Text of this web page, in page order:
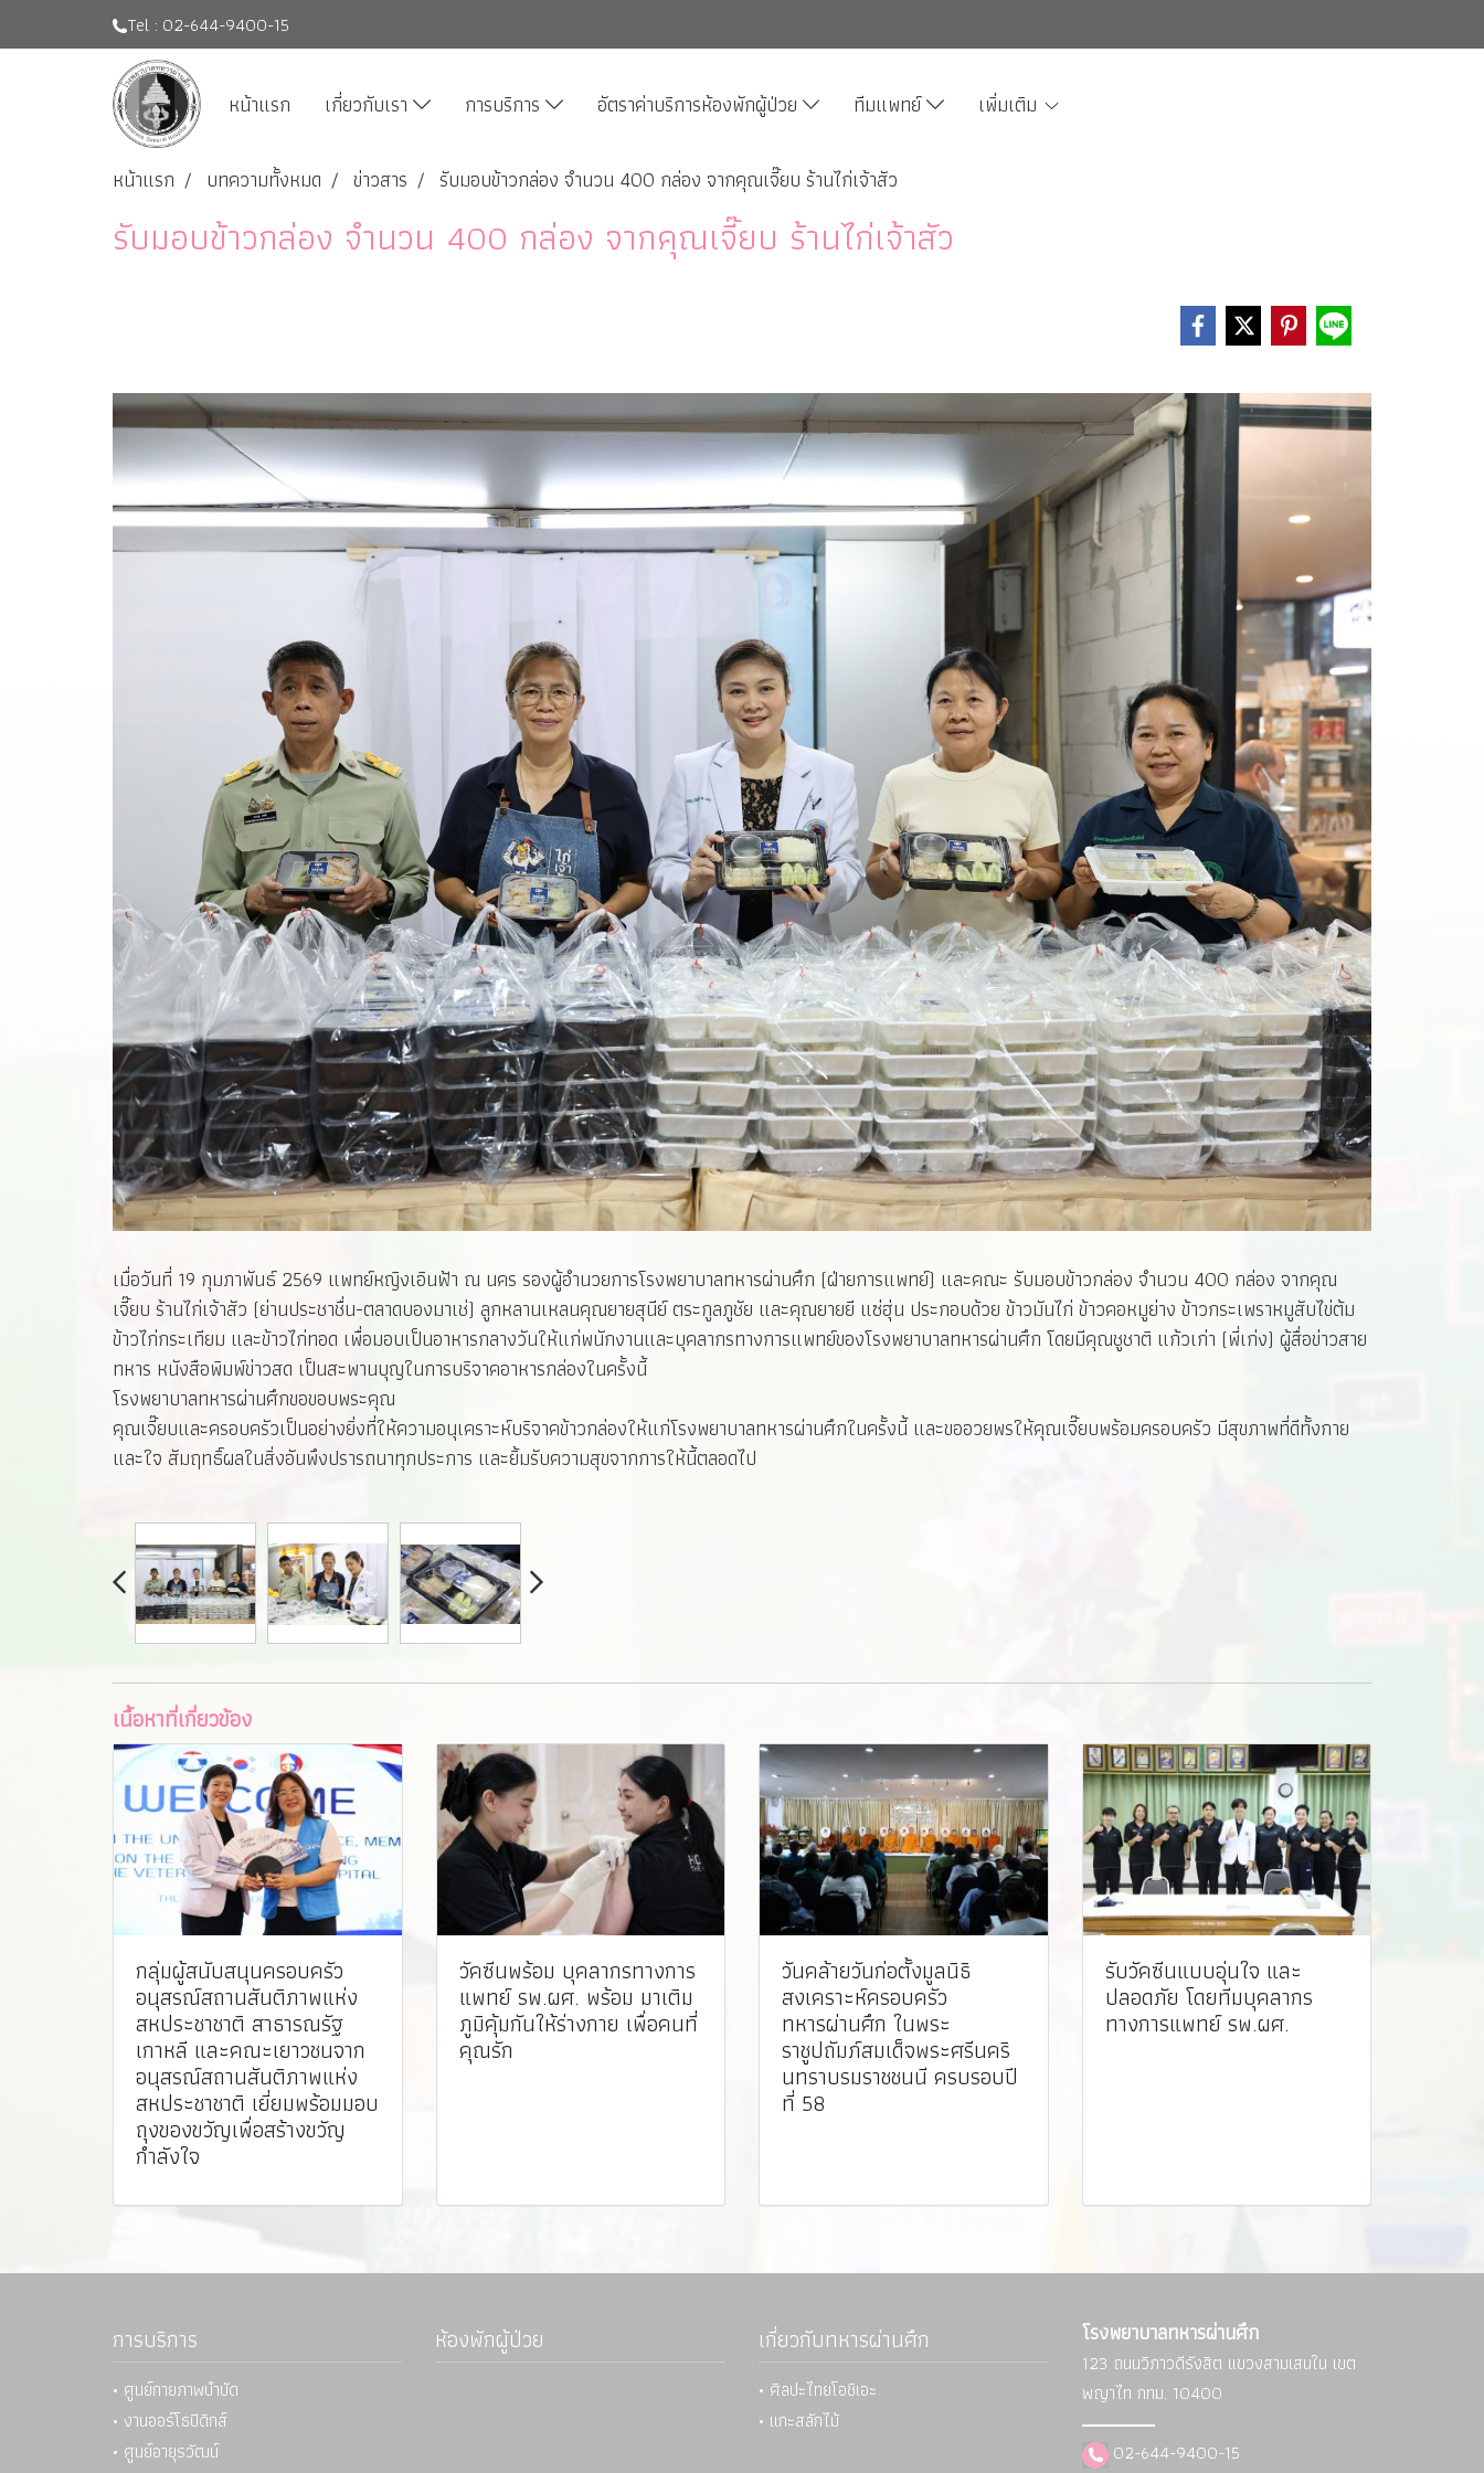
Tel : 02-644-9400-15
หน้าแรก เกี่ยวกับเรา การบริการ อัตราค่าบริการห้องพักผู้ป่วย ทีมแพทย์ เพิ่มเติม
หน้าแรก บทความทั้งหมด ข่าวสาร รับมอบข้าวกล่อง จำนวน 400 กล่อง จากคุณเจี๊ยบ ร้านไก่เจ้าสัว
รับมอบข้าวกล่อง จำนวน 400 กล่อง จากคุณเจี๊ยบ ร้านไก่เจ้าสัว
เมื่อวันที่ 19 กุมภาพันธ์ 2569 แพทย์หญิงเอินฟ้า ณ นคร รองผู้อำนวยการโรงพยาบาลทหารผ่านศึก (ฝ่ายการแพทย์) และคณะ รับมอบข้าวกล่อง จำนวน 400 กล่อง จากคุณ
เจี๊ยบ ร้านไก่เจ้าสัว (ย่านประชาชื่น-ตลาดบองมาเช่) ลูกหลานเหลนคุณยายสุนีย์ ตระกูลภูชัย และคุณยายยี แซ่ฮุ่น ประกอบด้วย ข้าวมันไก่ ข้าวคอหมูย่าง ข้าวกระเพราหมูสับไข่ต้ม
ข้าวไก่กระเทียม และข้าวไก่ทอด เพื่อมอบเป็นอาหารกลางวันให้แก่พนักงานและบุคลากรทางการแพทย์ของโรงพยาบาลทหารผ่านศึก โดยมีคุณชูชาติ แก้วเก่า (พี่เก่ง) ผู้สื่อข่าวสาย
ทหาร หนังสือพิมพ์ข่าวสด เป็นสะพานบุญในการบริจาคอาหารกล่องในครั้งนี้
โรงพยาบาลทหารผ่านศึกขอขอบพระคุณ
คุณเจี๊ยบและครอบครัวเป็นอย่างยิ่งที่ให้ความอนุเคราะห์บริจาคข้าวกล่องให้แก่โรงพยาบาลทหารผ่านศึกในครั้งนี้ และขออวยพรให้คุณเจี๊ยบพร้อมครอบครัว มีสุขภาพที่ดีทั้งกาย
และใจ สัมฤทธิ์ผลในสิ่งอันพึงปรารถนาทุกประการ และยิ้มรับความสุขจากการให้นี้ตลอดไป
เนื้อหาที่เกี่ยวข้อง
กลุ่มผู้สนับสนุนครอบครัว
อนุสรณ์สถานสันติภาพแห่ง
สหประชาชาติ สาธารณรัฐ
เกาหลี และคณะเยาวชนจาก
อนุสรณ์สถานสันติภาพแห่ง
สหประชาชาติ เยี่ยมพร้อมมอบ
ถุงของขวัญเพื่อสร้างขวัญ
กำลังใจ
วัคซีนพร้อม บุคลากรทางการ
แพทย์ รพ.ผศ. พร้อม มาเติม
ภูมิคุ้มกันให้ร่างกาย เพื่อคนที่
คุณรัก
วันคล้ายวันก่อตั้งมูลนิธิ
สงเคราะห์ครอบครัว
ทหารผ่านศึก ในพระ
ราชูปถัมภ์สมเด็จพระศรีนคริ
นทราบรมราชชนนี ครบรอบปี
ที่ 58
รับวัคซีนแบบอุ่นใจ และ
ปลอดภัย โดยทีมบุคลากร
ทางการแพทย์ รพ.ผศ. ️
การบริการ
• ศูนย์กายภาพบำบัด
• งานออร์โธปิดิกส์
• ศูนย์อายุรวัฒน์
ห้องพักผู้ป่วย เกี่ยวกับทหารผ่านศึก
• ศิลปะไทยโอชิเอะ
• แกะสลักไม้
โรงพยาบาลทหารผ่านศึก
123 ถนนวิภาวดีรังสิต แขวงสามเสนใน เขต
พญาไท กทม. 10400
02-644-9400-15